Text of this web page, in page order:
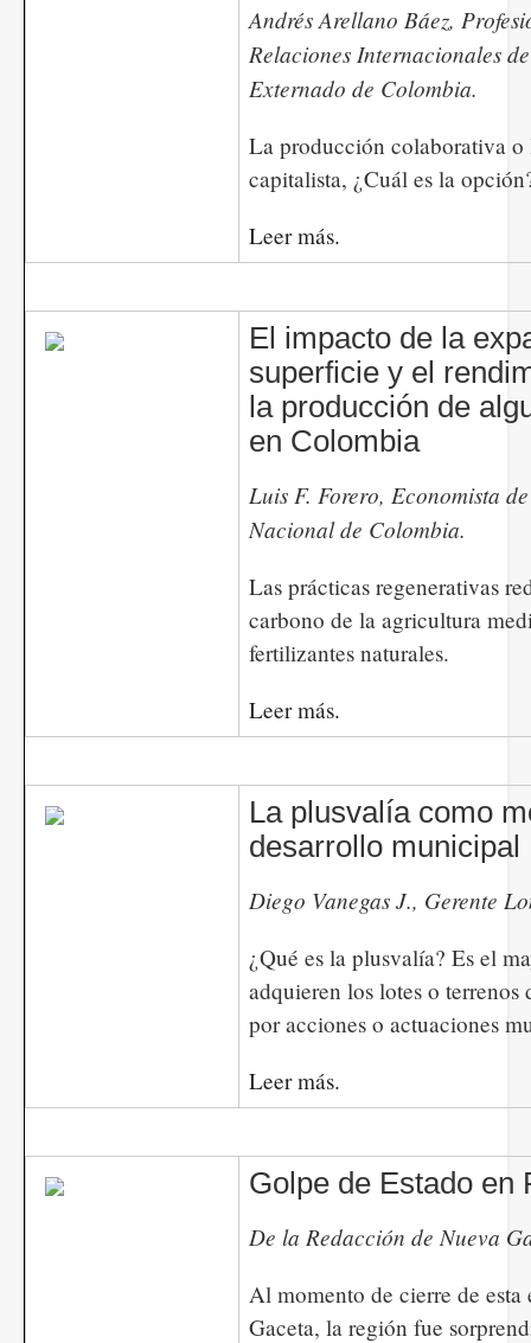
Andrés Arellano Báez,
Relaciones Internacionales
Externado de Colombia.
La producción colaborativa
capitalista, ¿Cuál es la
Leer más.
El impacto de la
superficie y el
la producción de
en Colombia
Luis F. Forero, Economista
Nacional de Colombia.
Las prácticas regenerativas
carbono de la agricultura
fertilizantes naturales.
Leer más.
La plusvalía como
desarrollo municipal
​​​​​​Diego Vanegas J., Gerente
¿Qué es la plusvalía? Es el
adquieren los lotes o terrenos
por acciones o actuaciones
Leer más.
Golpe de Estado en
De la Redacción de Nueva
Al momento de cierre de
Gaceta, la región fue